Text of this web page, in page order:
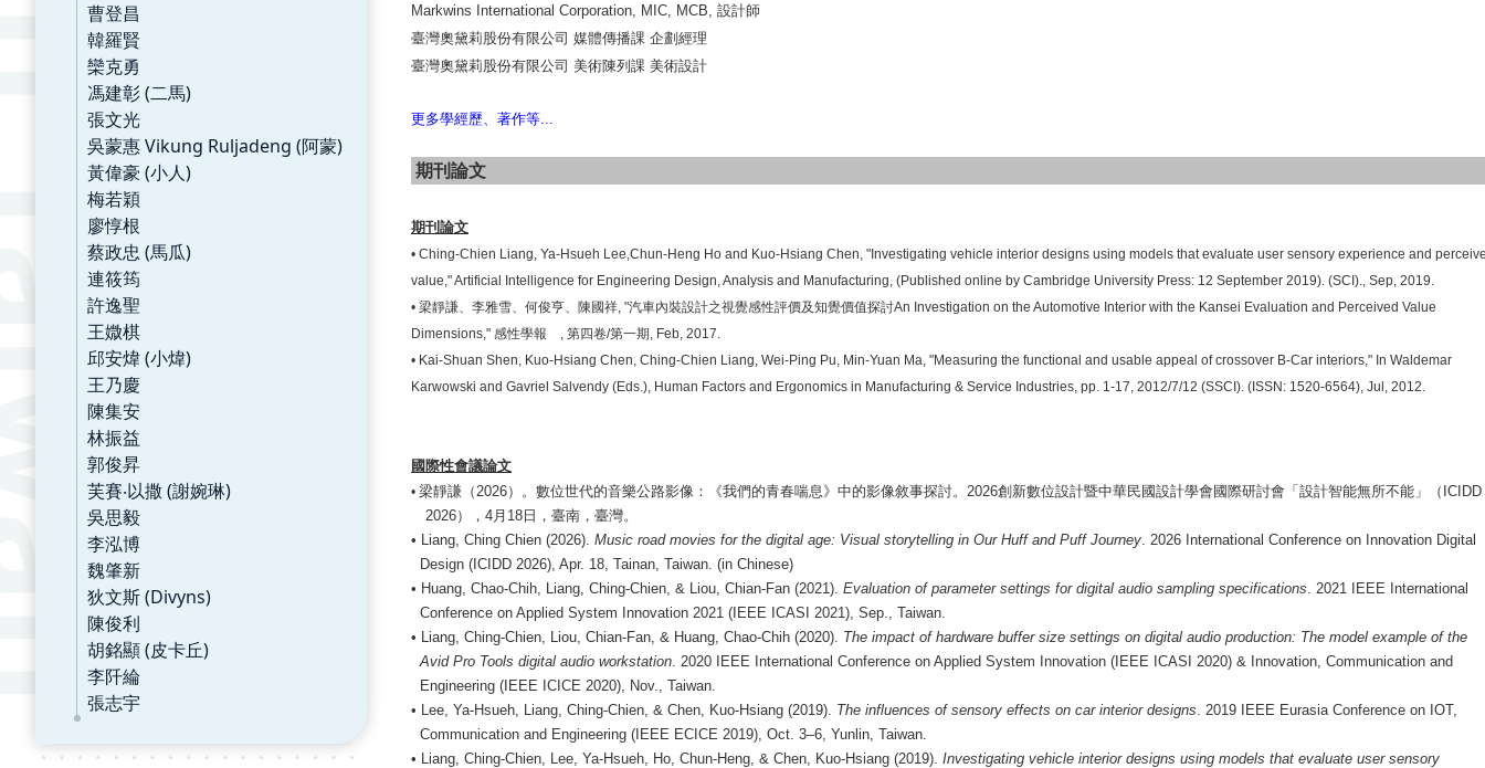
曹登昌
韓羅賢
欒克勇
馮建彰 (二馬)
張文光
吳蒙惠 Vikung Ruljadeng (阿蒙)
黃偉豪 (小人)
梅若穎
廖惇根
蔡政忠 (馬瓜)
連筱筠
許逸聖
王媺棋
邱安煒 (小煒)
王乃慶
陳集安
林振益
郭俊昇
芙賽‧以撒 (謝婉琳)
吳思毅
李泓博
魏肇新
狄文斯 (Divyns)
陳俊利
胡銘顯 (皮卡丘)
李阡綸
張志宇
Markwins International Corporation, MIC, MCB, 設計師
臺灣奧黛莉股份有限公司 媒體傳播課 企劃經理
臺灣奧黛莉股份有限公司 美術陳列課 美術設計
更多學經歷、著作等...
期刊論文
期刊論文
• Ching-Chien Liang, Ya-Hsueh Lee,Chun-Heng Ho and Kuo-Hsiang Chen, "Investigating vehicle interior designs using models that evaluate user sensory experience and
value," Artificial Intelligence for Engineering Design, Analysis and Manufacturing, (Published online by Cambridge University Press: 12 September 2019). (SCI)., Sep, 2019.
• 梁靜謙、李雅雪、何俊亨、陳國祥, "汽車內裝設計之視覺感性評價及知覺價值探討An Investigation on the Automotive Interior with the Kansei Evaluation and Perceived Value
Dimensions," 感性學報 , 第四卷/第一期, Feb, 2017.
• Kai-Shuan Shen, Kuo-Hsiang Chen, Ching-Chien Liang, Wei-Ping Pu, Min-Yuan Ma, "Measuring the functional and usable appeal of crossover B-Car interiors," In Waldemar
Karwowski and Gavriel Salvendy (Eds.), Human Factors and Ergonomics in Manufacturing & Service Industries, pp. 1-17, 2012/7/12 (SSCI). (ISSN: 1520-6564), Jul, 2012.
國際性會議論文
• 梁靜謙（2026）。數位世代的音樂公路影像：《我們的青春喘息》中的影像敘事探討。 2026創新數位設計暨中華民國設計學會國際研討會「設計智能無所不能」（ ICIDD
2026），4月 18 日，臺南，臺灣。
• Liang, Ching Chien (2026). Music road movies for the digital age: Visual storytelling in Our Huff and Puff Journey. 2026 International Conference on Innovation Digital
Design (ICIDD 2026), Apr. 18, Tainan, Taiwan. (in Chinese)
• Huang, Chao-Chih, Liang, Ching-Chien, & Liou, Chian-Fan (2021). Evaluation of parameter settings for digital audio sampling specifications. 2021 IEEE International
Conference on Applied System Innovation 2021 (IEEE ICASI 2021), Sep., Taiwan.
• Liang, Ching-Chien, Liou, Chian-Fan, & Huang, Chao-Chih (2020). The impact of hardware buffer size settings on digital audio production: The model example of the
Avid Pro Tools digital audio workstation. 2020 IEEE International Conference on Applied System Innovation (IEEE ICASI 2020) & Innovation, Communication and
Engineering (IEEE ICICE 2020), Nov., Taiwan.
• Lee, Ya-Hsueh, Liang, Ching-Chien, & Chen, Kuo-Hsiang (2019). The influences of sensory effects on car interior designs. 2019 IEEE Eurasia Conference on IOT,
Communication and Engineering (IEEE ECICE 2019), Oct. 3–6, Yunlin, Taiwan.
• Liang, Ching-Chien, Lee, Ya-Hsueh, Ho, Chun-Heng, & Chen, Kuo-Hsiang (2019). Investigating vehicle interior designs using models that evaluate user sensory